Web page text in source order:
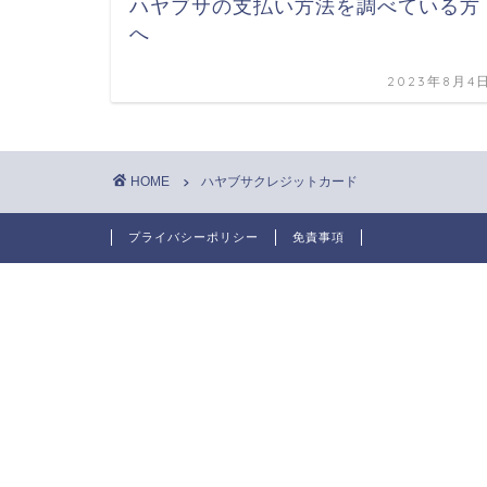
ハヤブサの支払い方法を調べている方
へ
2023年8月4
HOME ハヤブサクレジットカード
プライバシーポリシー 免責事項